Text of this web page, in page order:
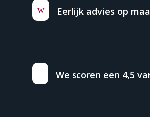
w Eerlijk advies op
We scoren een 4,5